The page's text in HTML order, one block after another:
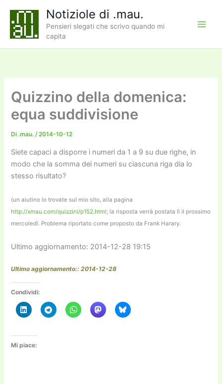
contenuto
Notiziole di .mau.
Pensieri slegati che scrivo quando mi
capita
Quizzino della domenica:
equa suddivisione
Di .mau./2014-10-12
Siete capaci a disporre i numeri da 1 a 9 su due righe, in
modo che la somma dei numeri su ciascuna riga dia lo
stesso risultato?
(un aiutino lo trovate sul mio sito, alla pagina
http://xmau.com/quizzini/p152.html; la risposta verrà postata lì il prossimo
mercoledì. Problema riportato come proposto da Frank Harary.
Ultimo aggiornamento: 2014-12-28 19:15
Ultimo aggiornamento:: 2014-12-28
Condividi:
Mi piace: